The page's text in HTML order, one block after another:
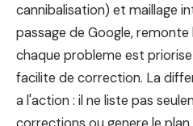
cannibalisation) et maillage
passage de Google, remonte
chaque probleme est
facilite de correction. La
a l'action : il ne liste pas